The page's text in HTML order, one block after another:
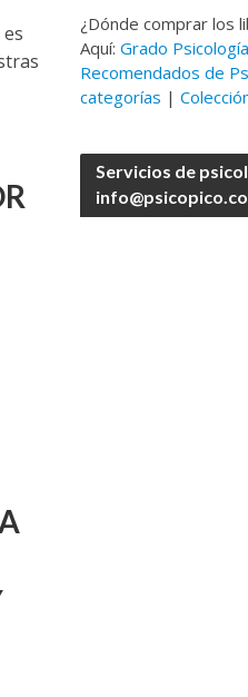
¿Dónde comprar los
Aquí:Grado
Recomendados de
categorías |
Servicios de